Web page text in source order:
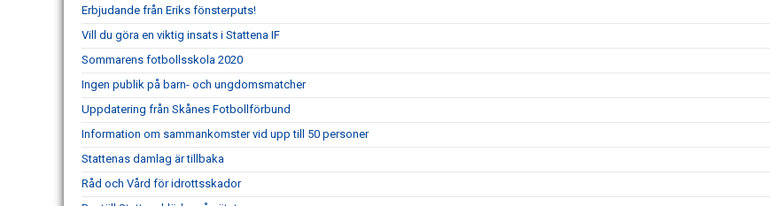
Erbjudande från Eriks fönsterputs!
Vill du göra en viktig insats i Stattena IF
Sommarens fotbollsskola 2020
Ingen publik på barn- och ungdomsmatcher
Uppdatering från Skånes Fotbollförbund
Information om sammankomster vid upp till 50 personer
Stattenas damlag är tillbaka
Råd och Vård för idrottsskador